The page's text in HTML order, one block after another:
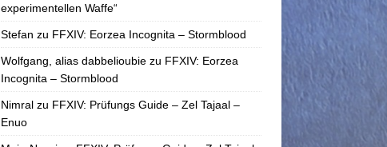
experimentellen Waffe“
Stefan zu FFXIV: Eorzea Incognita – Stormblood
Wolfgang, alias dabbelioubiezu FFXIV: Eorzea
Incognita – Stormblood
Nimralzu FFXIV: Prüfungs Guide – Zel Tajaal –
Enuo